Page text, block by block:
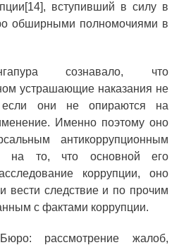
вступивший в силу в
обширными полномочиями в
сознавало, что
устрашающие наказания не
если они не опираются на
Именно поэтому оно
антикоррупционным
на то, что основной его
коррупции, оно
вести следствие и по прочим
с фактами коррупции.
рассмотрение жалоб,